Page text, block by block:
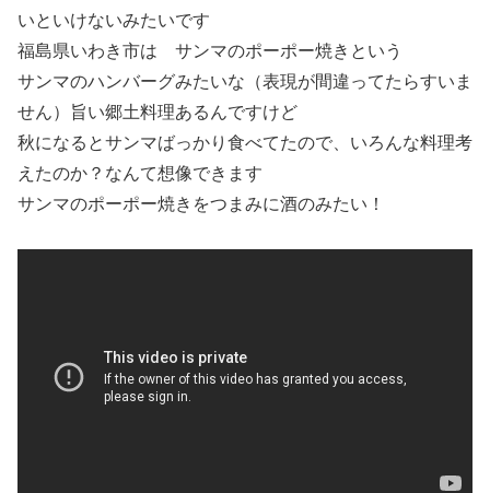
いといけないみたいです
福島県いわき市は サンマのポーポー焼き という
サンマのハンバーグみたいな（表現が間違ってたらすいま
せん）旨い郷土料理あるんですけど
秋になるとサンマばっかり食べてたので、いろんな料理考
えたのか？なんて想像できます
サンマのポーポー焼きをつまみに酒のみたい！